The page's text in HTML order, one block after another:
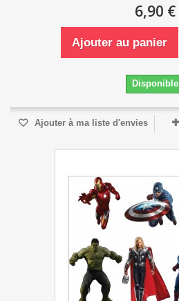
6,90 €
Ajouter au panier
Disponible
Ajouter à ma liste d'envies